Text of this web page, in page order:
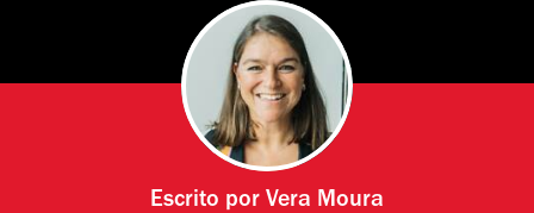
Escrito por Vera Moura